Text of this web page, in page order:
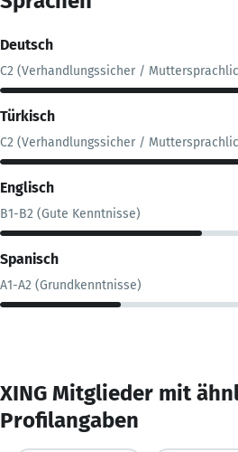
Deutsch
C2 (Verhandlungssicher /
Türkisch
C2 (Verhandlungssicher /
Englisch
B1-B2 (Gute Kenntnisse)
Spanisch
A1-A2 (Grundkenntnisse)
XING Mitglieder mit
Profilangaben